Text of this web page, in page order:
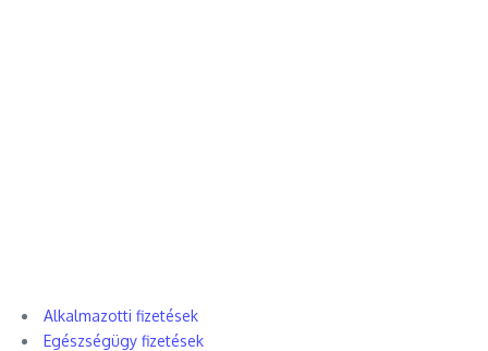
Alkalmazotti fizetések
Egészségügy fizetések